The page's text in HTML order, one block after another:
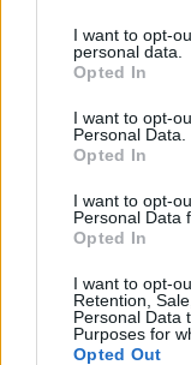
not limited to your
grant or deny
use your data for
consent section.
I want to opt-
personal data.
Opted In
I want to opt-
Personal Data.
Opted In
I want to opt-
Personal Data
Opted In
I want to opt-
Retention,
Personal Data
Purposes for
Opted Out